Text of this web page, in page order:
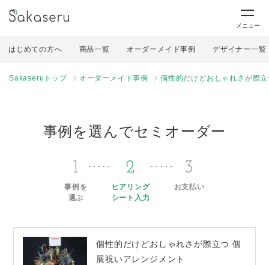
メニュー
はじめての方へ 商品一覧 オーダーメイド事例 デザイナー一覧
Sakaseruトップ オーダーメイド事例 個性的だけどおしゃれさが際
事例を選んでセミオーダー
1
事例を
選ぶ
2
ヒアリング
シート入力
3
お支払い
個性的だけどおしゃれさが際立つ 個
展祝いアレンジメント